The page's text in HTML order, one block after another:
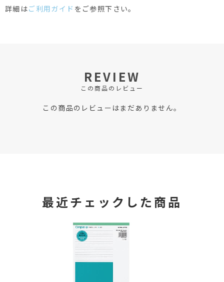
詳細はご利用ガイド をご参照下さい。
REVIEW
この商品のレビュー
この商品のレビューはまだありません。
最近チェックした商品